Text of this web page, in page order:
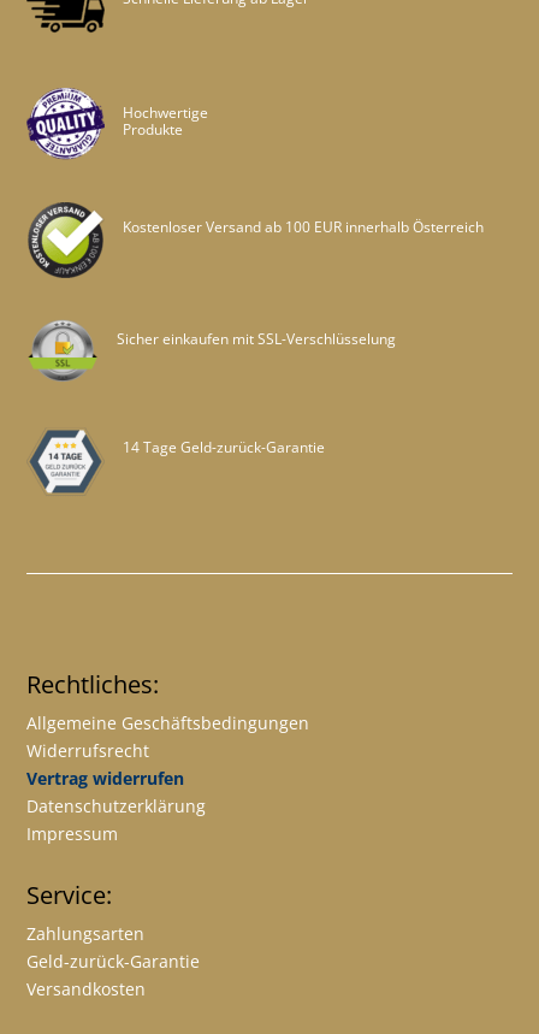
Hochwertige
Produkte
Kostenloser Versand ab 100 EUR innerhalb Österreich
Sicher einkaufen mit SSL-Verschlüsselung
14 Tage Geld-zurück-Garantie
Rechtliches:
Allgemeine Geschäftsbedingungen
Widerrufsrecht
Vertrag widerrufen
Datenschutzerklärung
Impressum
Service:
Zahlungsarten
Geld-zurück-Garantie
Versandkosten